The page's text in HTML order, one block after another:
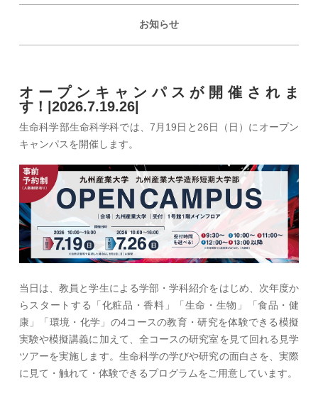
お知らせ
オープンキャンパスが開催されま
す！|2026.7.19.26|
生命科学部生命科学科では、7月19日と26日（日）にオープン
キャンパスを開催します。
当日は、教員と学生による学部・学科紹介をはじめ、次年度か
らスタートする「化粧品・香料」「生命・生物」「食品・健
康」「環境・化学」の4コースの教育・研究を体験できる模擬
実験や模擬講義に加えて、全コースの研究室を見て回れる見学
ツアーを実施します。生命科学の学びや研究の面白さを、実際
に見て・触れて・体験できるプログラムをご用意しています。